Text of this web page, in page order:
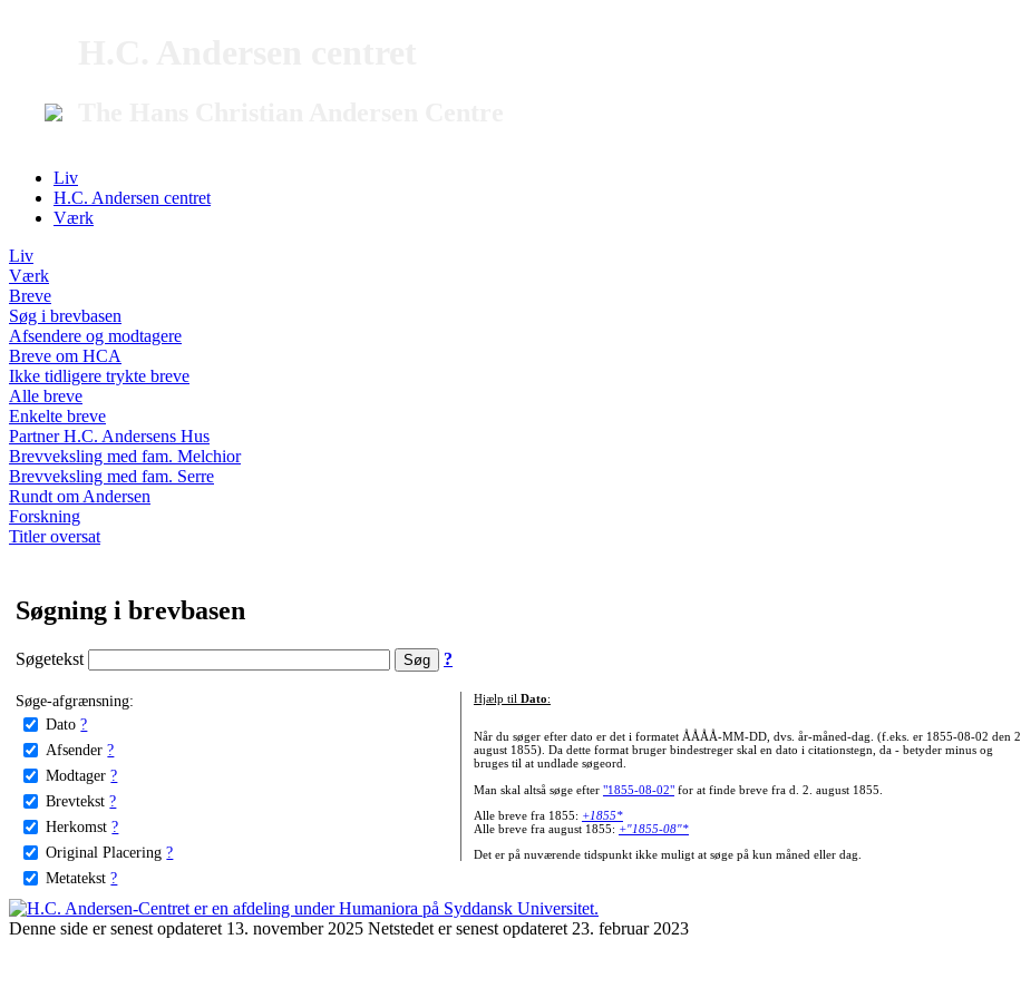
Liv
H.C. Andersen centret
Værk
Liv
Værk
Breve
Søg i brevbasen
Afsendere og modtagere
Breve om HCA
Ikke tidligere trykte breve
Alle breve
Enkelte breve
Partner H.C. Andersens Hus
Brevveksling med fam. Melchior
Brevveksling med fam. Serre
Rundt om Andersen
Forskning
Titler oversat
Søgning i brevbasen
Søgetekst ?
Søge-afgrænsning:
Dato ?
Afsender ?
Modtager ?
Brevtekst ?
Herkomst ?
Original Placering ?
Metatekst ?
Hjælp til Dato:
Når du søger efter dato er det i formatet ÅÅÅÅ-MM-DD, dvs. år-måned-dag. (f.eks. er 1855-08-02 den 2.
august 1855). Da dette format bruger bindestreger skal en dato i citationstegn, da - betyder minus og
bruges til at undlade søgeord.
Man skal altså søge efter "1855-08-02"for at finde breve fra d. 2. august 1855.
Alle breve fra 1855: +1855*
Alle breve fra august 1855: +"1855-08"*
Det er på nuværende tidspunkt ikke muligt at søge på kun måned eller dag.
Denne side er senest opdateret 13. november 2025 Netstedet er senest opdateret 23. februar 2023